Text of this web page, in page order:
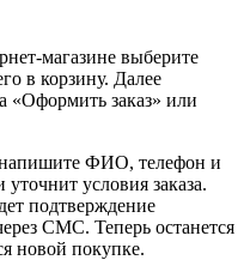
магазине выберите
в корзину. Далее
«Оформить заказ» или
напишите ФИО, телефон и
условия заказа.
подтверждение
СМС. Теперь останется
новой покупке.